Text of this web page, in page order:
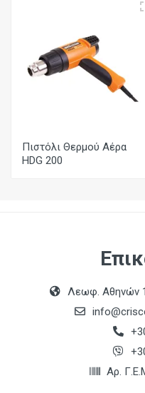
Πιστόλι Θερμού Αέρα
HDG 200
Λεωφ. Αθηνών
Αρ.